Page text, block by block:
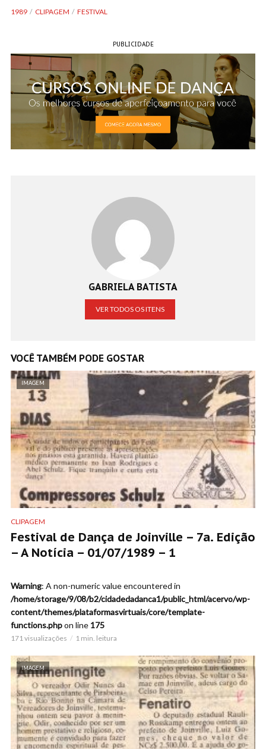
1989 CLIPAGEM FESTIVAL
PUBLICIDADE
GABRIELA BATISTA
VER TODOS OS ITENS
VOCÊ TAMBÉM PODE GOSTAR
IMAGEM
CLIPAGEM
Festival de Dança de Joinville – 7a. Edição
– A Notícia – 01/07/1989 – 1
Warning: A non-numeric value encountered in
/home/storage/9/08/b2/cidadedadanca1/public_html/acervo/wp-
content/themes/plataformasvirtuais/core/template-
functions.phpon line 175
171 visualizações 1 min. leitura
IMAGEM